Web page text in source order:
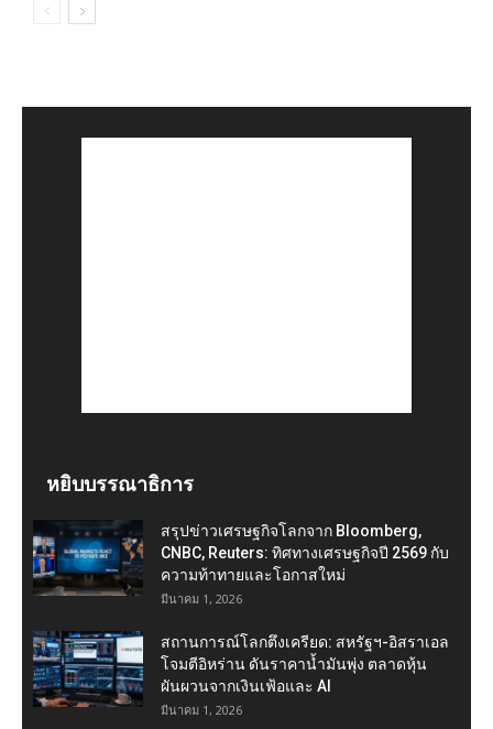
หยิบบรรณาธิการ
สรุปข่าวเศรษฐกิจโลกจาก Bloomberg,
CNBC, Reuters: ทิศทางเศรษฐกิจปี 2569 กับ
ความท้าทายและโอกาสใหม่
มีนาคม 1, 2026
สถานการณ์โลกตึงเครียด: สหรัฐฯ-อิสราเอล
โจมตีอิหร่าน ดันราคาน้ำมันพุ่ง ตลาดหุ้น
ผันผวนจากเงินเฟ้อและ AI
มีนาคม 1, 2026